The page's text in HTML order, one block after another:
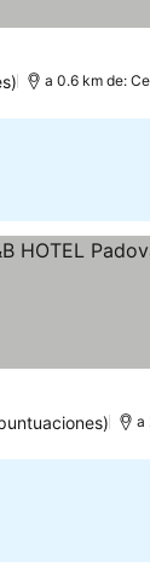
a 0.6 km de:
a